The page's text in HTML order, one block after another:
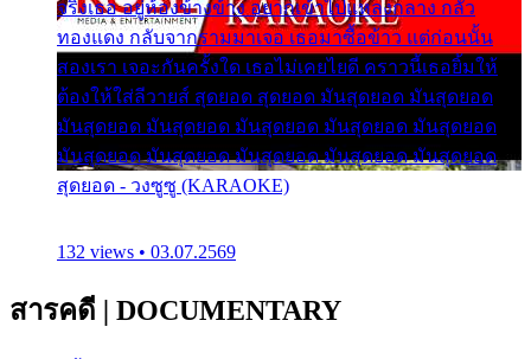
จริงเธอ อยู่ห้องข้างข้าง อยากเข้าไปแหลงกลาง กลัว
ทองแดง กลับจากรามมาเจอ เธอมาซื้อข้าว แต่ก่อนนั้น
สองเรา เจอะกันครั้งใด เธอไม่เคยไยดี คราวนี้เธอยิ้มให้
ต้องให้ใส่ลีวายส์ สุดยอด สุดยอด มันสุดยอด มันสุดยอด
มันสุดยอด มันสุดยอด มันสุดยอด มันสุดยอด มันสุดยอด
มันสุดยอด มันสุดยอด มันสุดยอด มันสุดยอด มันสุดยอด
สุดยอด - วงซูซู (KARAOKE)
132 views • 03.07.2569
สารคดี | DOCUMENTARY